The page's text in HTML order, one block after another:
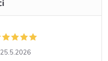
25.5.2026